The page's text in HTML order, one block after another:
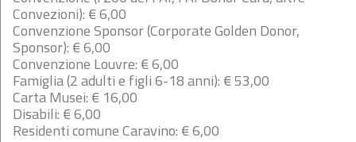
Convezioni): € 6,00
Convenzione Sponsor (Corporate Golden Donor,
Sponsor): € 6,00
Convenzione Louvre: € 6,00
Famiglia (2 adulti e figli 6-18 anni): € 53,00
Carta Musei: € 16,00
Disabili: € 6,00
Residenti comune Caravino: € 6,00